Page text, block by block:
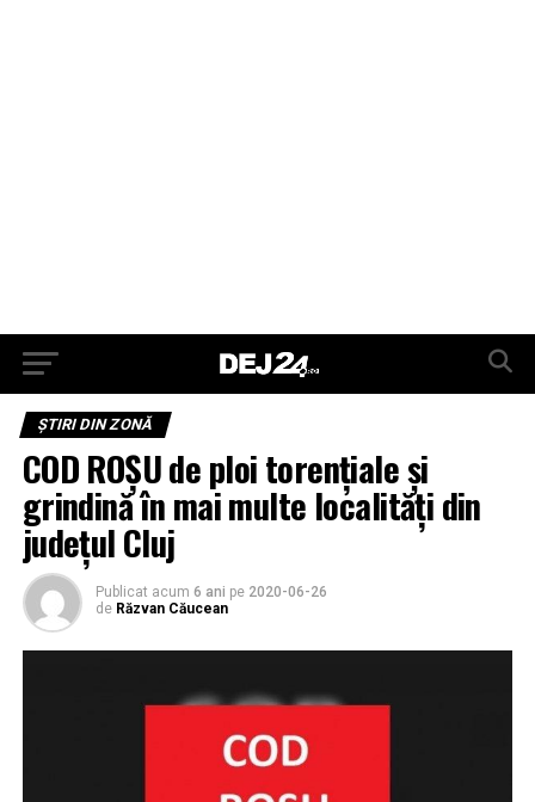
ŞTIRI DIN ZONĂ
COD ROȘU de ploi torențiale și
grindină în mai multe localități din
județul Cluj
Publicat acum 6 ani pe 2020-06-26
de Răzvan Căucean